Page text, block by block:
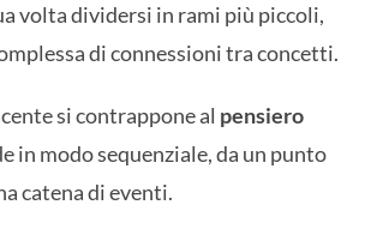
volta dividersi in rami più piccoli,
di connessioni tra concetti.
si contrappone al pensiero
in modo sequenziale, da un punto
catena di eventi.